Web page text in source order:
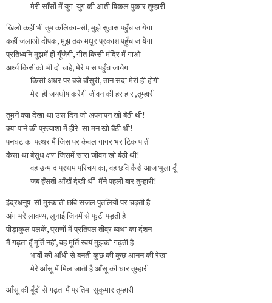
मेरी साँसों में युग-युग की आती विकल पुकार तुम्हारी
खिलो कहीं भी तुम कलिका-सी, मुझे सुवास पहुँच जायेगा
कहीं जलाओ दोपक, मुझ तक मधुर प्रकाश पहुँच जायेगा
प्रतिध्वनि मुझमें ही गूँजेगी, गीत किसी मंदिर में गाओ
अर्ध्य किसीको भी दो चाहे, मेरे पास पहुँच जायेगा
किसी अधर पर बजे बाँसुरी, तान सदा मेरी ही होगी
मेरा ही जयघोष करेगी जीवन की हर हार ,तुम्हारी
तुमने क्या देखा था उस दिन जो अपनापन खो बैठी थी!
क्या पाने की प्रत्याशा में हीरे-सा मन खो बैठी थी!
पनघट का पत्थर मैं जिस पर केवल गागर भर टिक पाती
कैसा था बेसुध क्षण जिसमें सारा जीवन खो बैठी थी!
वह उन्माद प्रथम परिचय का, वह छवि कैसे आज भुला दूँ
जब हँसती आँखें देखी थीं मैंने पहली बार तुम्हारी!
इंद्रधनुष-सी मुस्काती छवि सजल पुतलियों पर चढ़ती है
अंग भरे लावण्य, लुनाई जिनमें से फूटी पड़ती है
पीड़ाकुल पलकें, प्राणों में प्रतिपल तीव्र व्यथा का दंशन
मैं गढ़ता हूँ मूर्ति नहीं, वह मूर्ति स्वयं मुझको गढ़ती है
भावों की आँधी से बनती कुछ की कुछ आनन की रेखा
मेरे आँसू में मिल जाती है आँसू की धार तुम्हारी
आँसू की बूँदों से गढ़ता मैं प्रतिमा सुकुमार तुम्हारी